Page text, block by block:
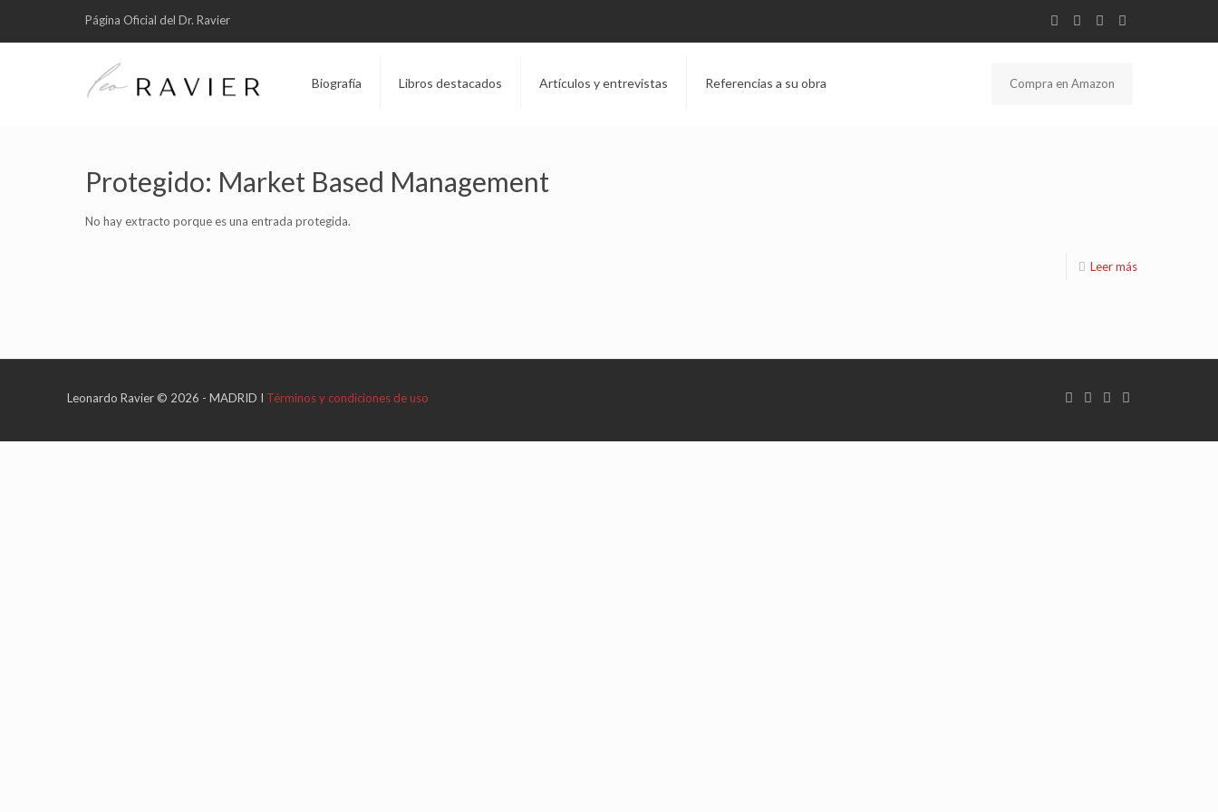
Página Oficial del Dr. Ravier
Biografía Libros destacados Artículos y entrevistas Referencias a su obra Compra en Amazon
Protegido: Market Based Management
No hay extracto porque es una entrada protegida.
Leer más
Leonardo Ravier © 2026 - MADRID I Términos y condiciones de uso